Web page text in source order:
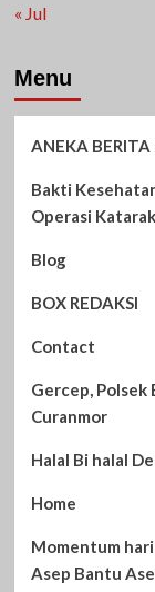
« Jul
Menu
ANEKA
Bakti
Operasi
Blog
BOX REDAKSI
Contact
Gercep, Polsek
Curanmor
Halal Bi halal
Home
Momentum
Asep Bantu